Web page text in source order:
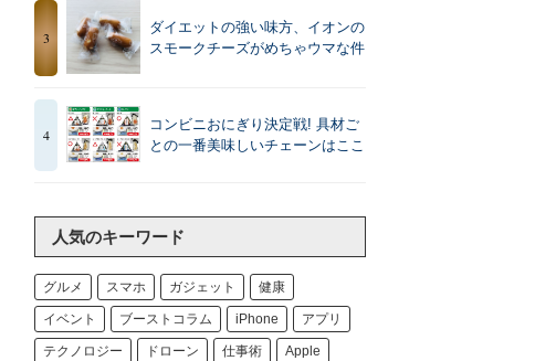
3
ダイエットの強い味方、イオンの
スモークチーズがめちゃウマな件
4
コンビニおにぎり決定戦! 具材ご
との一番美味しいチェーンはここ
人気のキーワード
グルメ スマホ ガジェット 健康
イベント ブーストコラム iPhone アプリ
テクノロジー ドローン 仕事術 Apple